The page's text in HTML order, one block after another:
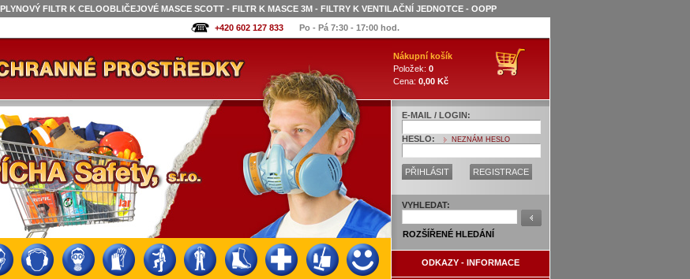
FILTR K CELOOBLIČEJOVÉ MASCE SCOTT - FILTR K MASCE 3M - FILTRY K VENTILAČNÍ JEDNOTCE - OOPP
+420 602 127 833
Po - Pá 7:30 - 17:00 hod.
Nákupní košík
Položek: 0
Cena: 0,00 Kč
E-MAIL / LOGIN:
HESLO: NEZNÁM HESLO
PŘIHLÁSIT REGISTRACE
VYHLEDAT:
ROZŠÍŘENÉ HLEDÁNÍ
ODKAZY - INFORMACE